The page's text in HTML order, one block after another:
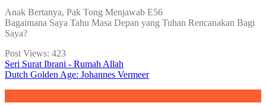
Anak Bertanya, Pak Tong Menjawab E56
Bagaimana Saya Tahu Masa Depan yang Tuhan Rencanakan Bagi
Saya?
Post Views: 423
Seri Surat Ibrani - Rumah Allah
Dutch Golden Age: Johannes Vermeer